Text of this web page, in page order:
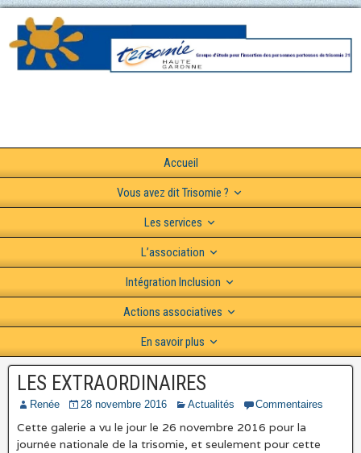
Accueil
Vous avez dit Trisomie ?
Les services
L’association
Intégration Inclusion
Actions associatives
En savoir plus
LES EXTRAORDINAIRES
Renée 28 novembre 2016 Actualités Commentaires
Cette galerie a vu le jour le 26 novembre 2016 pour la
journée nationale de la trisomie, et seulement pour cette